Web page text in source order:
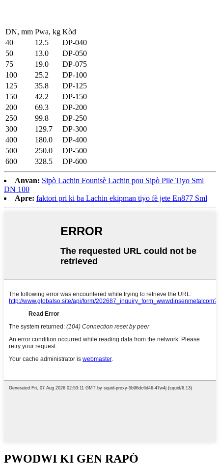
DN, mm Pwa, kg Kòd
40
12.5
DP-040
50
13.0
DP-050
75
19.0
DP-075
100
25.2
DP-100
125
35.8
DP-125
150
42.2
DP-150
200
69.3
DP-200
250
99.8
DP-250
300
129.7
DP-300
400
180.0
DP-400
500
250.0
DP-500
600
328.5 DP-600
Anvan: Sipò Lachin Founisè Lachin pou Sipò Pile Tiyo Sml
DN 100
Apre: faktori pri ki ba Lachin ekipman tiyo fè jete En877 Sml
PWODWI KI GEN RAPÒ